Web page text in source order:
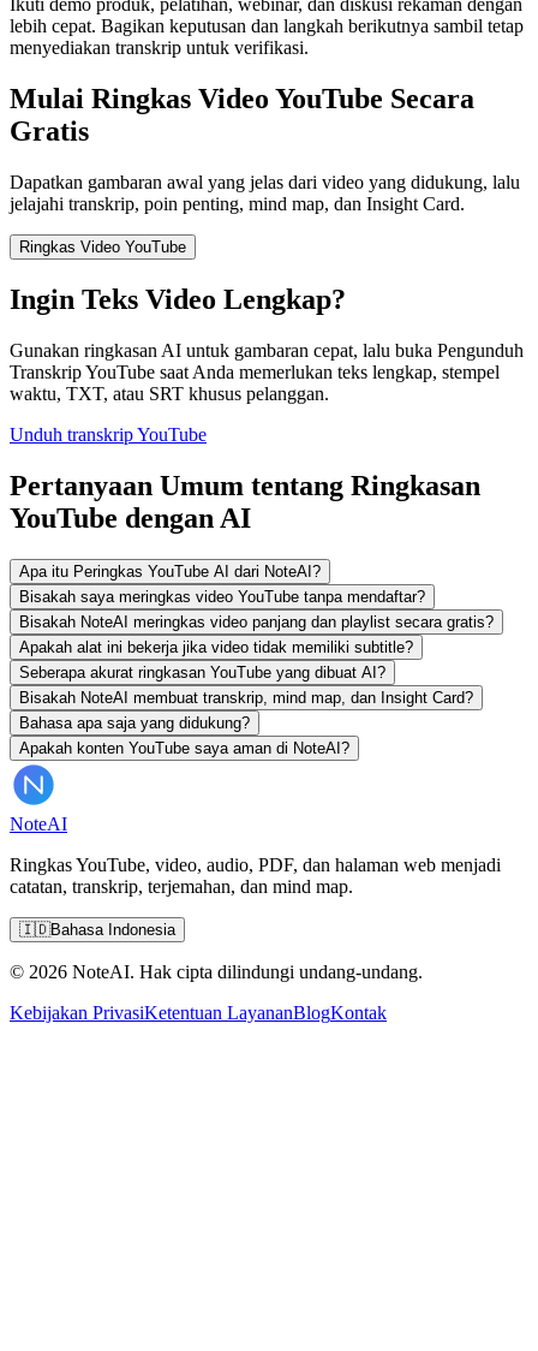
Ikuti demo produk, pelatihan, webinar, dan diskusi rekaman dengan
lebih cepat. Bagikan keputusan dan langkah berikutnya sambil tetap
menyediakan transkrip untuk verifikasi.
Mulai Ringkas Video YouTube Secara
Gratis
Dapatkan gambaran awal yang jelas dari video yang didukung, lalu
jelajahi transkrip, poin penting, mind map, dan Insight Card.
Ringkas Video YouTube
Ingin Teks Video Lengkap?
Gunakan ringkasan AI untuk gambaran cepat, lalu buka Pengunduh
Transkrip YouTube saat Anda memerlukan teks lengkap, stempel
waktu, TXT, atau SRT khusus pelanggan.
Unduh transkrip YouTube
Pertanyaan Umum tentang Ringkasan
YouTube dengan AI
Apa itu Peringkas YouTube AI dari NoteAI?
Bisakah saya meringkas video YouTube tanpa mendaftar?
Bisakah NoteAI meringkas video panjang dan playlist secara gratis?
Apakah alat ini bekerja jika video tidak memiliki subtitle?
Seberapa akurat ringkasan YouTube yang dibuat AI?
Bisakah NoteAI membuat transkrip, mind map, dan Insight Card?
Bahasa apa saja yang didukung?
Apakah konten YouTube saya aman di NoteAI?
NoteAI
Ringkas YouTube, video, audio, PDF, dan halaman web menjadi
catatan, transkrip, terjemahan, dan mind map.
🇮🇩Bahasa Indonesia
© 2026 NoteAI. Hak cipta dilindungi undang-undang.
Kebijakan PrivasiKetentuan LayananBlogKontak